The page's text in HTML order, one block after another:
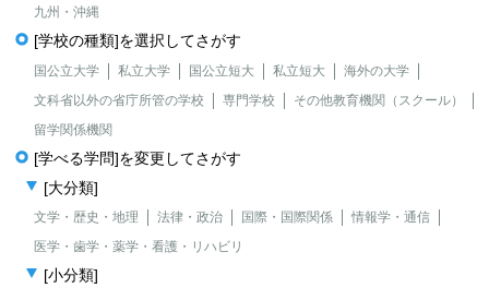
九州・沖縄
[学校の種類]を選択してさがす
国公立大学 私立大学 国公立短大 私立短大
海外の大学
文科省以外の省庁所管の学校
専門学校
その他教育機関（スクール）
留学関係機関
[学べる学問]を変更してさがす
[大分類]
文学・歴史・地理 法律・政治 国際・国際関係
情報学・通信
医学・歯学・薬学・看護・リハビリ
[小分類]